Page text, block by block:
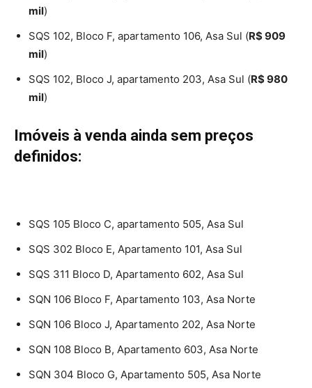
mil)
SQS 102, Bloco F, apartamento 106, Asa Sul (R$ 909
mil)
SQS 102, Bloco J, apartamento 203, Asa Sul (R$ 980
mil)
Imóveis à venda ainda sem preços
definidos:
SQS 105 Bloco C, apartamento 505, Asa Sul
SQS 302 Bloco E, Apartamento 101, Asa Sul
SQS 311 Bloco D, Apartamento 602, Asa Sul
SQN 106 Bloco F, Apartamento 103, Asa Norte
SQN 106 Bloco J, Apartamento 202, Asa Norte
SQN 108 Bloco B, Apartamento 603, Asa Norte
SQN 304 Bloco G, Apartamento 505, Asa Norte